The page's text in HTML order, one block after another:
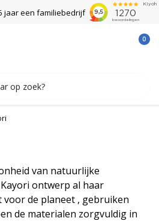
jaar een familiebedrijf
0
van natuurlijke
ontwerp al haar
de planeet , gebruiken
de materialen zorgvuldig in